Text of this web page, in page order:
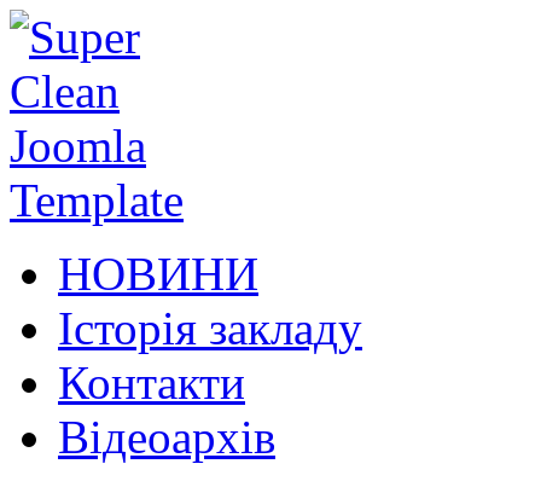
НОВИНИ
Історія закладу
Контакти
Відеоархів